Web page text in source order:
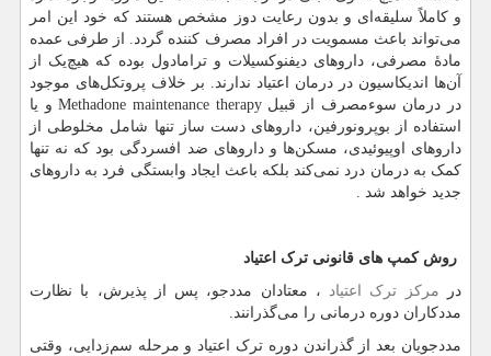
و کاملاً سلیقه‌ای و بدون رعایت دوز مشخص هستند که خود این امر
می‌تواند باعث مسمویت در افراد مصرف کننده گردد. از طرفی عمده
مادۀ مصرفی، داروهای دیفنوکسیلات و ترامادول بوده که هیچ‌یک از
آن‌ها اندیکاسیون در درمان اعتیاد ندارند. بر خلاف پروتکل‌های موجود
در درمان سوءمصرف از قبیل Methadone maintenance therapy و یا
استفاده از بوپرونورفین، داروهای دست ساز تنها شامل مخلوطی از
داروهای اوپیوئیدی، مسکن‌ها و داروهای ضد افسردگی بود که نه تنها
کمک به درمان درد نمی‌کند بلکه باعث ایجاد وابستگی فرد به داروهای
جدید خواهد شد
روش کمپ های قانونی ترک اعتیاد
در مرکز ترک اعتیاد
، معتادان مددجو، پس از پذیرش، با نظارت
مددکاران دوره درمانی را می‌گذرانند.
مددجویان بعد از گذراندن دوره ترک اعتیاد و مرحله سم‌زدایی، وقتی